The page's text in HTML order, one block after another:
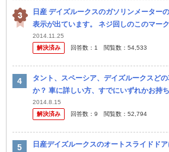
日産 デイズルークスのガソリンメーター
表示が出ています。 ネジ回しのこのマー
しょうか？ よろしくお願いいたします。
2014.11.25
解決済み
回答数： 1 閲覧数： 54,533
タント、スペーシア、デイズルークスど
か？ 車に詳しい方、すでにいずれかお持
在普通車(アベンシス)に乗っていますが増
成は...
2014.8.15
解決済み
回答数： 9 閲覧数： 52,794
日産デイズルークスのオートスライドド